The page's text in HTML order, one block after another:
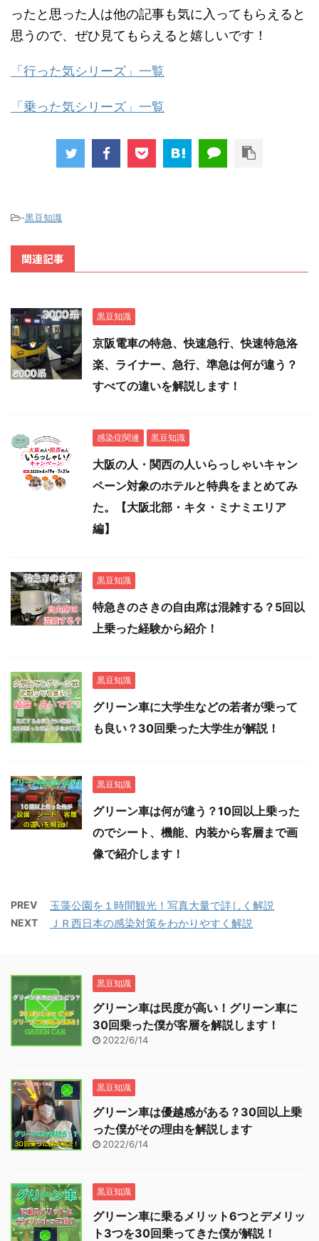
ったと思った人は他の記事も気に入ってもらえると
思うので、ぜひ見てもらえると嬉しいです！
「行った気シリーズ」一覧
「乗った気シリーズ」一覧
-黒豆知識
関連記事
黒豆知識
京阪電車の特急、快速急行、快速特急洛
楽、ライナー、急行、準急は何が違う？
すべての違いを解説します！
感染症関連 黒豆知識
大阪の人・関西の人いらっしゃいキャン
ペーン対象のホテルと特典をまとめてみ
た。【大阪北部・キタ・ミナミエリア
編】
黒豆知識
特急きのさきの自由席は混雑する？5回以
上乗った経験から紹介！
黒豆知識
グリーン車に大学生などの若者が乗って
も良い？30回乗った大学生が解説！
黒豆知識
グリーン車は何が違う？10回以上乗った
のでシート、機能、内装から客層まで画
像で紹介します！
PREV 玉藻公園を１時間観光！写真大量で詳しく解説
NEXT ＪＲ西日本の感染対策をわかりやすく解説
黒豆知識
グリーン車は民度が高い！グリーン車に
30回乗った僕が客層を解説します！
2022/6/14
黒豆知識
グリーン車は優越感がある？30回以上乗
った僕がその理由を解説します
2022/6/14
黒豆知識
グリーン車に乗るメリット6つとデメリッ
ト3つを30回乗ってきた僕が解説！